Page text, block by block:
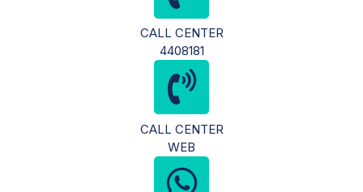
CALL CENTER
4408181
CALL CENTER
WEB